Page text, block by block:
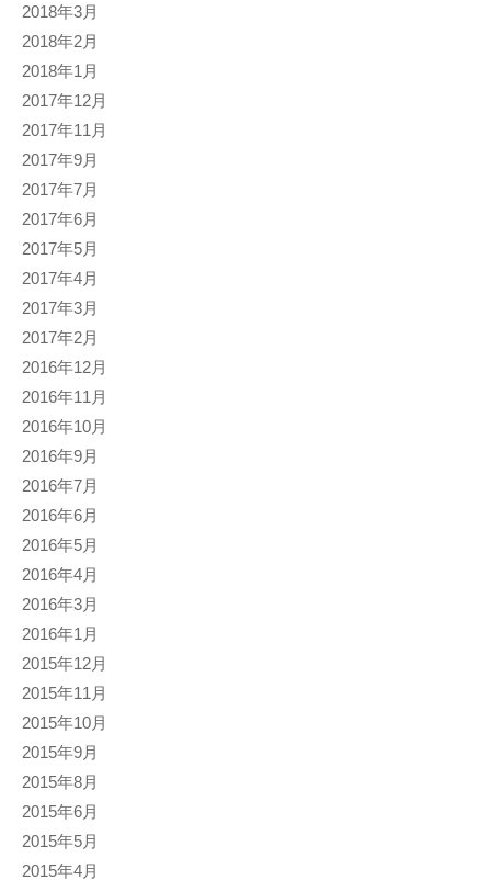
2018年3月
2018年2月
2018年1月
2017年12月
2017年11月
2017年9月
2017年7月
2017年6月
2017年5月
2017年4月
2017年3月
2017年2月
2016年12月
2016年11月
2016年10月
2016年9月
2016年7月
2016年6月
2016年5月
2016年4月
2016年3月
2016年1月
2015年12月
2015年11月
2015年10月
2015年9月
2015年8月
2015年6月
2015年5月
2015年4月